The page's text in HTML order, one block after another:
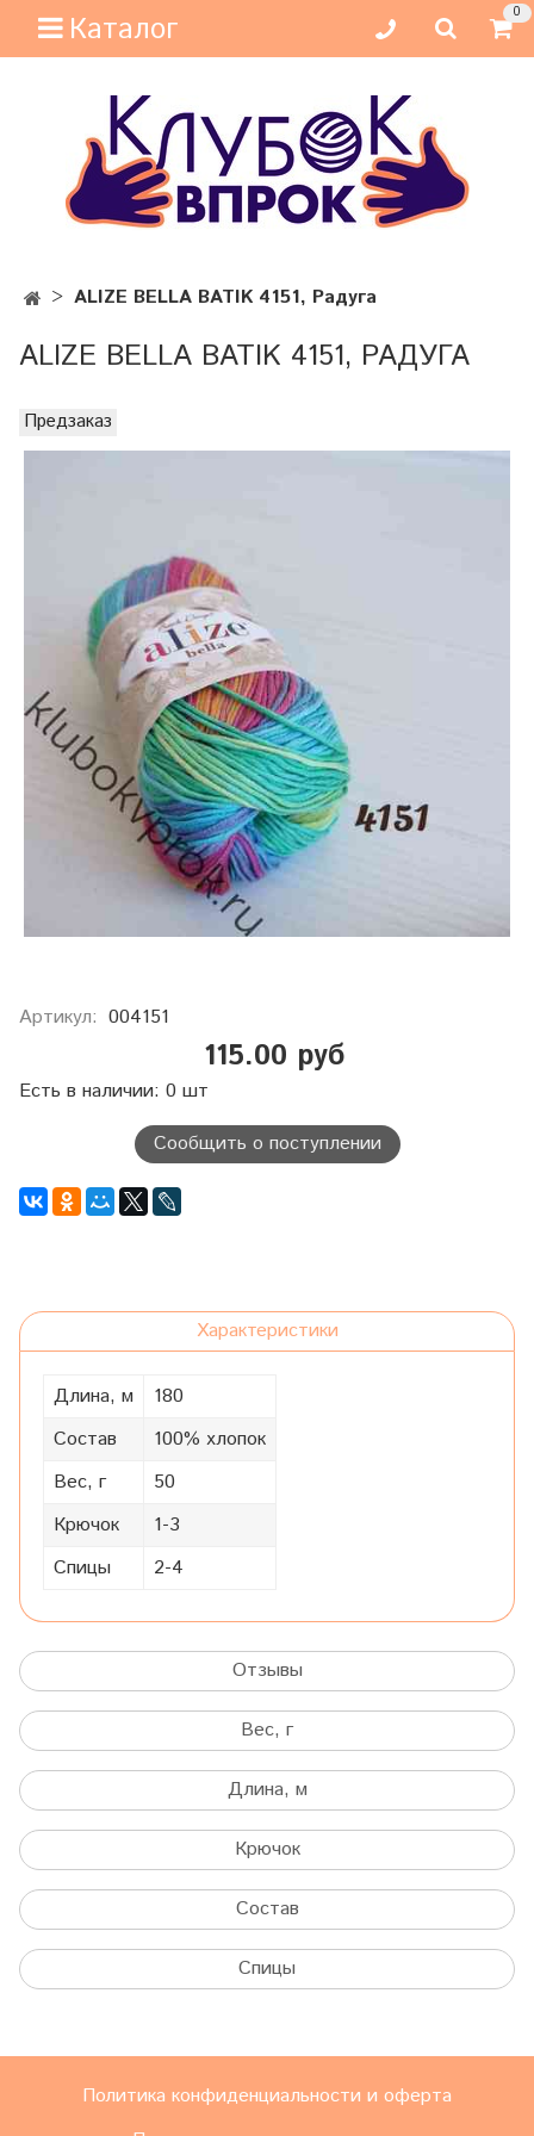
Каталог 0
ALIZE BELLA BATIK 4151, Радуга
ALIZE BELLA BATIK 4151, РАДУГА
Предзаказ
Артикул: 004151
115.00 руб
Есть в наличии: 0 шт
Сообщить о поступлении
Характеристики
Длина, м
180
Состав
100% хлопок
Вес, г
50
Крючок
1-3
Спицы
2-4
Отзывы
Вес, г
Длина, м
Крючок
Состав
Спицы
Политика конфиденциальности и оферта